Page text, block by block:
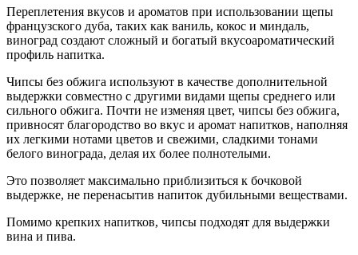
Переплетения вкусов и ароматов при использовании щепы
французского дуба, таких как ваниль, кокос и миндаль,
виноград создают сложный и богатый вкусоароматический
профиль напитка.
Чипсы без обжига используют в качестве дополнительной
выдержки совместно с другими видами щепы среднего или
сильного обжига. Почти не изменяя цвет, чипсы без обжига,
привносят благородство во вкус и аромат напитков, наполняя
их легкими нотами цветов и свежими, сладкими тонами
белого винограда, делая их более полнотелыми.
Это позволяет максимально приблизиться к бочковой
выдержке, не перенасытив напиток дубильными веществами.
Помимо крепких напитков, чипсы подходят для выдержки
вина и пива.